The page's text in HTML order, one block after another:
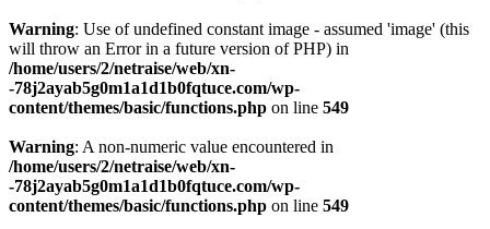
Warning: Use of undefined constant image - assumed 'image' (this
will throw an Error in a future version of PHP) in
/home/users/2/netraise/web/xn-
-78j2ayab5g0m1a1d1b0fqtuce.com/wp-
content/themes/basic/functions.php on line 549
Warning: A non-numeric value encountered in
/home/users/2/netraise/web/xn-
-78j2ayab5g0m1a1d1b0fqtuce.com/wp-
content/themes/basic/functions.php on line 549